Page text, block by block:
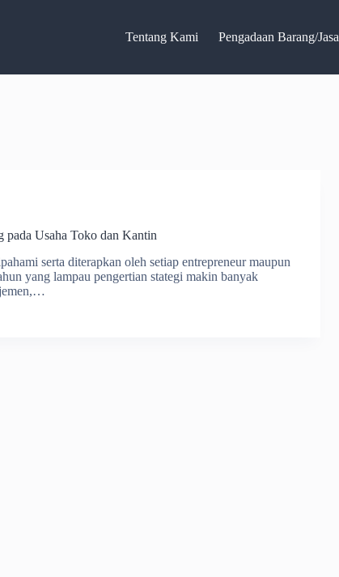
Tentang Kami Pengadaan Barang/Jasa
pada Usaha Toko dan Kantin
serta diterapkan oleh setiap entrepreneur maupun
yang lampau pengertian stategi makin banyak